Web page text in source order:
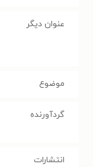
عنوان دیگر
موضوع
گردآورنده
انتشارات